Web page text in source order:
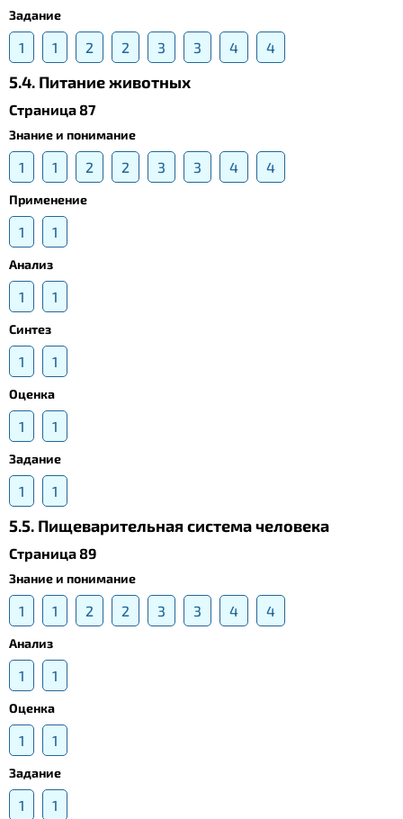
Задание
1 1 2 2 3 3 4 4
5.4. Питание животных
Страница 87
Знание и понимание
1 1 2 2 3 3 4 4
Применение
1 1
Анализ
1 1
Синтез
1 1
Оценка
1 1
Задание
1 1
5.5. Пищеварительная система человека
Страница 89
Знание и понимание
1 1 2 2 3 3 4 4
Анализ
1 1
Оценка
1 1
Задание
1 1